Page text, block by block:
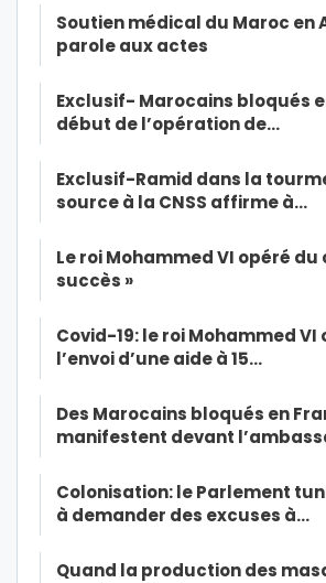
Soutien médical du Maroc en
parole aux actes
Exclusif- Marocains bloqués
début de l’opération de…
Exclusif-Ramid dans la
source à la CNSS affirme à…
Le roi Mohammed VI opéré du
succès »
Covid-19: le roi Mohammed VI
l’envoi d’une aide à 15…
Des Marocains bloqués en
manifestent devant
Colonisation: le Parlement
à demander des excuses à…
Quand la production des